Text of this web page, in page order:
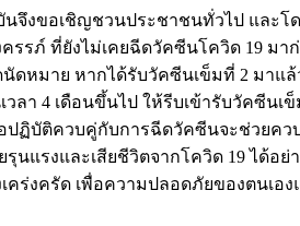
นจึงขอเชิญชวนประชาชนทั่วไป และโ
รรภ์ ที่ยังไม่เคยฉีดวัคซีนโควิด 19 มา
ดหมาย หากได้รับวัคซีนเข็มที่ 2 มาแ
วลา 4 เดือนขึ้นไป ให้รีบเข้ารับวัคซีน
ปฏิบัติควบคู่กับการฉีดวัคซีนจะช่วยคว
รุนแรงและเสียชีวิตจากโควิด 19 ได้
เคร่งครัด เพื่อความปลอดภัยของตนเอ